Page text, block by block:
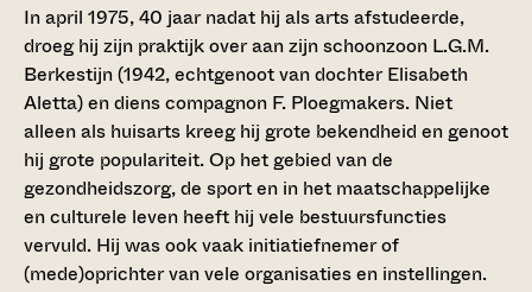
In april 1975, 40 jaar nadat hij als arts afstudeerde,
droeg hij zijn praktijk over aan zijn schoonzoon L.G.M.
Berkestijn (1942, echtgenoot van dochter Elisabeth
Aletta) en diens compagnon F. Ploegmakers. Niet
alleen als huisarts kreeg hij grote bekendheid en genoot
hij grote populariteit. Op het gebied van de
gezondheidszorg, de sport en in het maatschappelijke
en culturele leven heeft hij vele bestuursfuncties
vervuld. Hij was ook vaak initiatiefnemer of
(mede)oprichter van vele organisaties en instellingen.